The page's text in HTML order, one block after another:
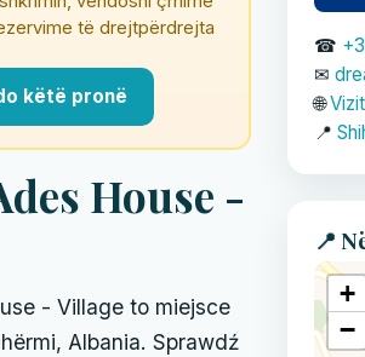
të drejtpërdrejta
këtë pronë
House -
- Village to miejsce
Albania. Sprawdź
☎
✉
🌐
📍
📍
+
−